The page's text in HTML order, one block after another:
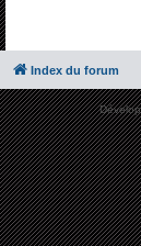
Index du forum